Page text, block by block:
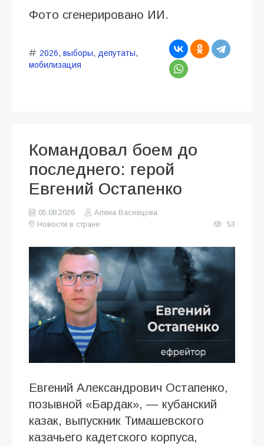
Фото сгенерировано ИИ.
2026, выборы, депутаты,
мобилизация
Командовал боем до
последнего: герой
Евгений Остапенко
05.08.2026
Алена Васнецова
Новости в стране
53
Евгений Александрович Остапенко,
позывной «Бардак», — кубанский
казак, выпускник Тимашевского
казачьего кадетского корпуса,